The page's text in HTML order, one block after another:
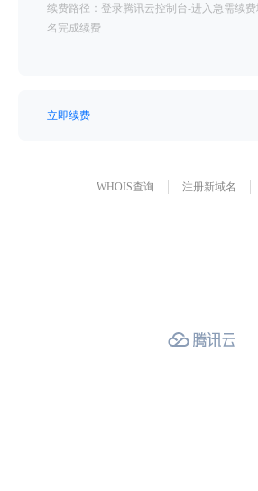
续费路径：登录腾讯云控制台-进入急需续
名完成续费
立即续费
WHOIS查询 注册新域名